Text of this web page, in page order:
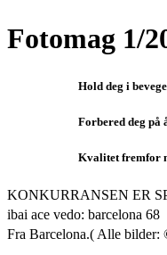
Fotomag 1/
Hold deg i
Forbered deg på
Kvalitet fremfor
KONKURRANSEN ER
ibai ace vedo: barcelona 68
Fra Barcelona.( Alle